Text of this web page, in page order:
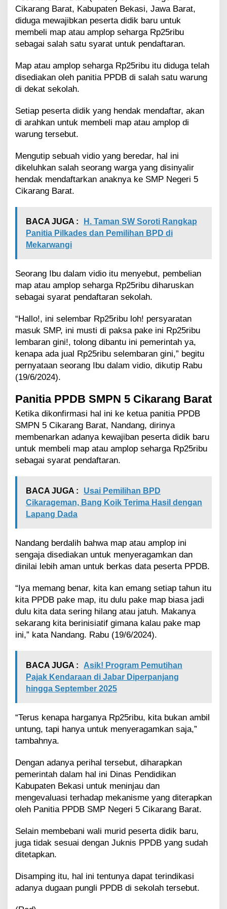
a
r
a
g
a
r
t
W
a
b
B
e
a
S
r
g
a
2
5
r
b
Cikarang Barat, Kabupaten Bekasi, Jawa Barat,
diduga mewajibkan peserta didik baru untuk
membeli map atau amplop seharga Rp25ribu
sebagai salah satu syarat untuk pendaftaran.
Map atau amplop seharga Rp25ribu itu diduga telah
disediakan oleh panitia PPDB di salah satu warung
di dekat sekolah.
Setiap peserta didik yang hendak mendaftar, akan
di arahkan untuk membeli map atau amplop di
warung tersebut.
Mengutip sebuah vidio yang beredar, hal ini
dikeluhkan salah seorang warga yang disinyalir
hendak mendaftarkan anaknya ke SMP Negeri 5
Cikarang Barat.
BACA JUGA :
H. Taman SW Soroti Rangkap
Panitia Pilkades dan Pemilihan BPD di
Mekarwangi
Seorang Ibu dalam vidio itu menyebut, pembelian
map atau amplop seharga Rp25ribu diharuskan
sebagai syarat pendaftaran sekolah.
“Hallo!, ini selembar Rp25ribu loh! persyaratan
masuk SMP, ini musti di paksa pake ini Rp25ribu
lembaran gini!, tolong dibantu ini pemerintah ya,
kenapa ada jual Rp25ribu selembaran gini,” begitu
pernyataan seorang Ibu dalam vidio, dikutip Rabu
(19/6/2024).
Panitia PPDB SMPN 5 Cikarang Barat
Ketika dikonfirmasi hal ini ke ketua panitia PPDB
SMPN 5 Cikarang Barat, Nandang, dirinya
membenarkan adanya kewajiban peserta didik baru
untuk membeli map atau amplop seharga Rp25ribu
sebagai syarat pendaftaran.
BACA JUGA :
Usai Pemilihan BPD
Cikarageman, Bang Koik Terima Hasil dengan
Lapang Dada
Nandang berdalih bahwa map atau amplop ini
sengaja disediakan untuk menyeragamkan dan
dinilai lebih aman untuk berkas data peserta PPDB.
“Iya memang benar, kita kan emang setiap tahun itu
kita PPDB pake map, itu dulu pake map biasa jadi
dulu kita data sering hilang atau jatuh. Makanya
sekarang kita berinisiatif gimana kalau pake map
ini,” kata Nandang. Rabu (19/6/2024).
BACA JUGA :
Asik! Program Pemutihan
Pajak Kendaraan di Jabar Diperpanjang
hingga September 2025
“Terus kenapa harganya Rp25ribu, kita bukan ambil
untung, tapi hanya untuk menyeragamkan saja,”
tambahnya.
Dengan adanya perihal tersebut, diharapkan
pemerintah dalam hal ini Dinas Pendidikan
Kabupaten Bekasi untuk meninjau dan
mengevaluasi terhadap mekanisme yang diterapkan
oleh Panitia PPDB SMP Negeri 5 Cikarang Barat.
Selain membebani wali murid peserta didik baru,
juga tidak sesuai dengan Juknis PPDB yang sudah
ditetapkan.
Disamping itu, hal ini tentunya dapat terindikasi
adanya dugaan pungli PPDB di sekolah tersebut.